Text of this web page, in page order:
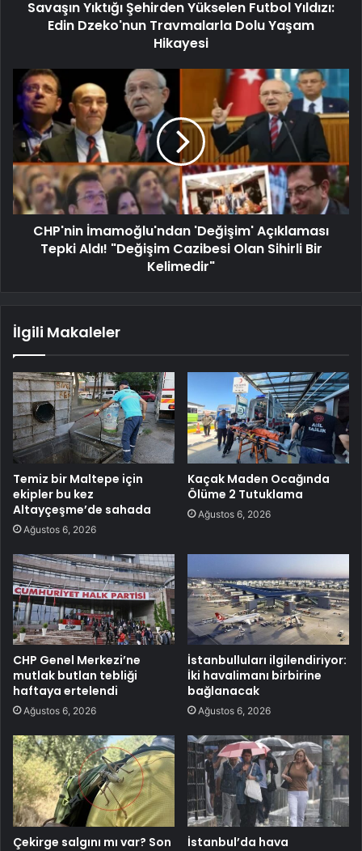
Savaşın Yıktığı Şehirden Yükselen Futbol Yıldızı:
Edin Dzeko'nun Travmalarla Dolu Yaşam
Hikayesi
CHP'nin İmamoğlu'ndan 'Değişim' Açıklaması
Tepki Aldı! "Değişim Cazibesi Olan Sihirli Bir
Kelimedir"
İlgili Makaleler
Temiz bir Maltepe için
ekipler bu kez
Altayçeşme’de sahada
Ağustos 6, 2026
Kaçak Maden Ocağında
Ölüme 2 Tutuklama
Ağustos 6, 2026
CHP Genel Merkezi’ne
mutlak butlan tebliği
haftaya ertelendi
Ağustos 6, 2026
İstanbulluları ilgilendiriyor:
İki havalimanı birbirine
bağlanacak
Ağustos 6, 2026
Çekirge salgını mı var? Son
İstanbul’da hava